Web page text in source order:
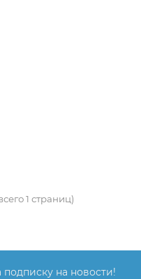
1 страниц)
на новости!